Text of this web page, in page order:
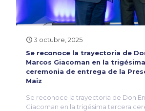
3 octubre, 2025
Se reconoce la trayectoria de
Marcos Giacoman en la
ceremonia de entrega de la
Maiz
Se reconoce la trayectoria de Don
Giacoman en la trigésima tercera